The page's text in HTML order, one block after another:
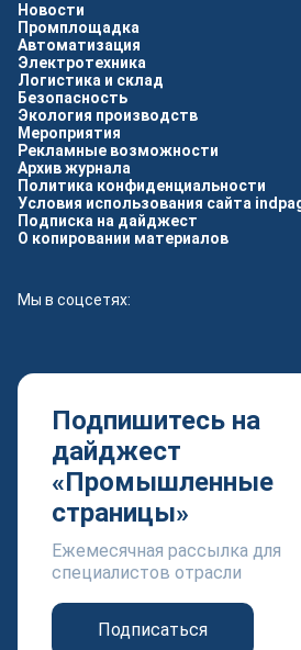
Новости
Промплощадка
Автоматизация
Электротехника
Логистика и склад
Безопасность
Экология производств
Мероприятия
Рекламные возможности
Архив журнала
Политика конфиденциальности
Условия использования сайта
Подписка на дайджест
О копировании материалов
Мы в соцсетях:
Подпишитесь на
дайджест
«Промышленные
страницы»
Ежемесячная рассылка для
специалистов отрасли
Подписаться